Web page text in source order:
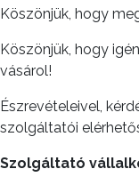
Köszönjük, hogy
Köszönjük, hogy
vásárol!
Észrevételeivel,
szolgáltatói
Szolgáltató